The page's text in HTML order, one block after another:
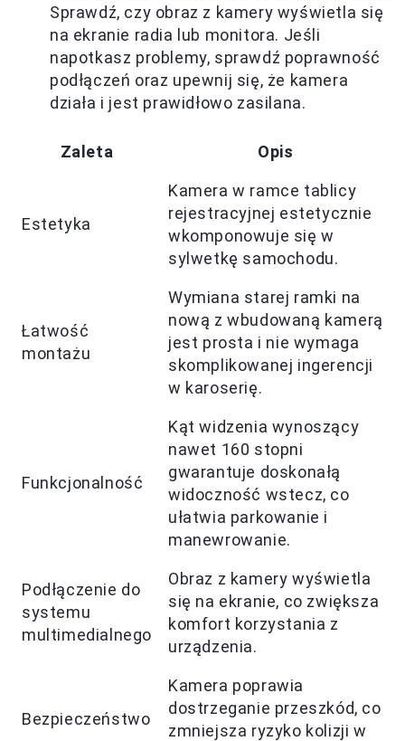
Sprawdź, czy obraz z kamery wyświetla się
na ekranie radia lub monitora. Jeśli
napotkasz problemy, sprawdź poprawność
podłączeń oraz upewnij się, że kamera
działa i jest prawidłowo zasilana.
Zaleta Opis
Estetyka
Kamera w ramce tablicy
rejestracyjnej estetycznie
wkomponowuje się w
sylwetkę samochodu.
Łatwość
montażu
Wymiana starej ramki na
nową z wbudowaną kamerą
jest prosta i nie wymaga
skomplikowanej ingerencji
w karoserię.
Funkcjonalność
Kąt widzenia wynoszący
nawet 160 stopni
gwarantuje doskonałą
widoczność wstecz, co
ułatwia parkowanie i
manewrowanie.
Podłączenie do
systemu
multimedialnego
Obraz z kamery wyświetla
się na ekranie, co zwiększa
komfort korzystania z
urządzenia.
Bezpieczeństwo
Kamera poprawia
dostrzeganie przeszkód, co
zmniejsza ryzyko kolizji w